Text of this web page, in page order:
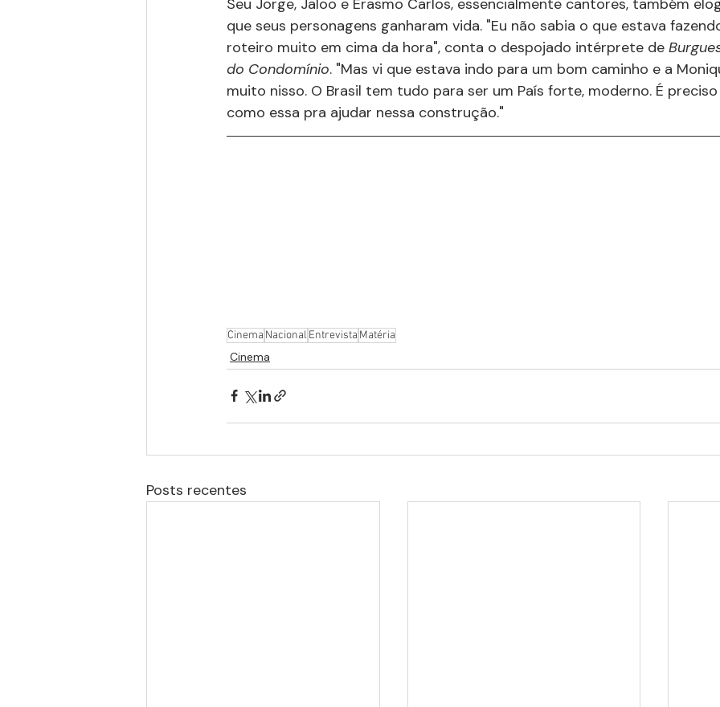
Seu Jorge, Jaloo e Erasmo Carlos, essencialmente cantores, também
que seus personagens ganharam vida. "Eu não sabia o que estava
roteiro muito em cima da hora", conta o despojado intérprete de
do Condomínio. "Mas vi que estava indo para um bom caminho e a
muito nisso. O Brasil tem tudo para ser um País forte, moderno. É
como essa pra ajudar nessa construção."
Cinema Nacional Entrevista Matéria
Cinema
Posts recentes